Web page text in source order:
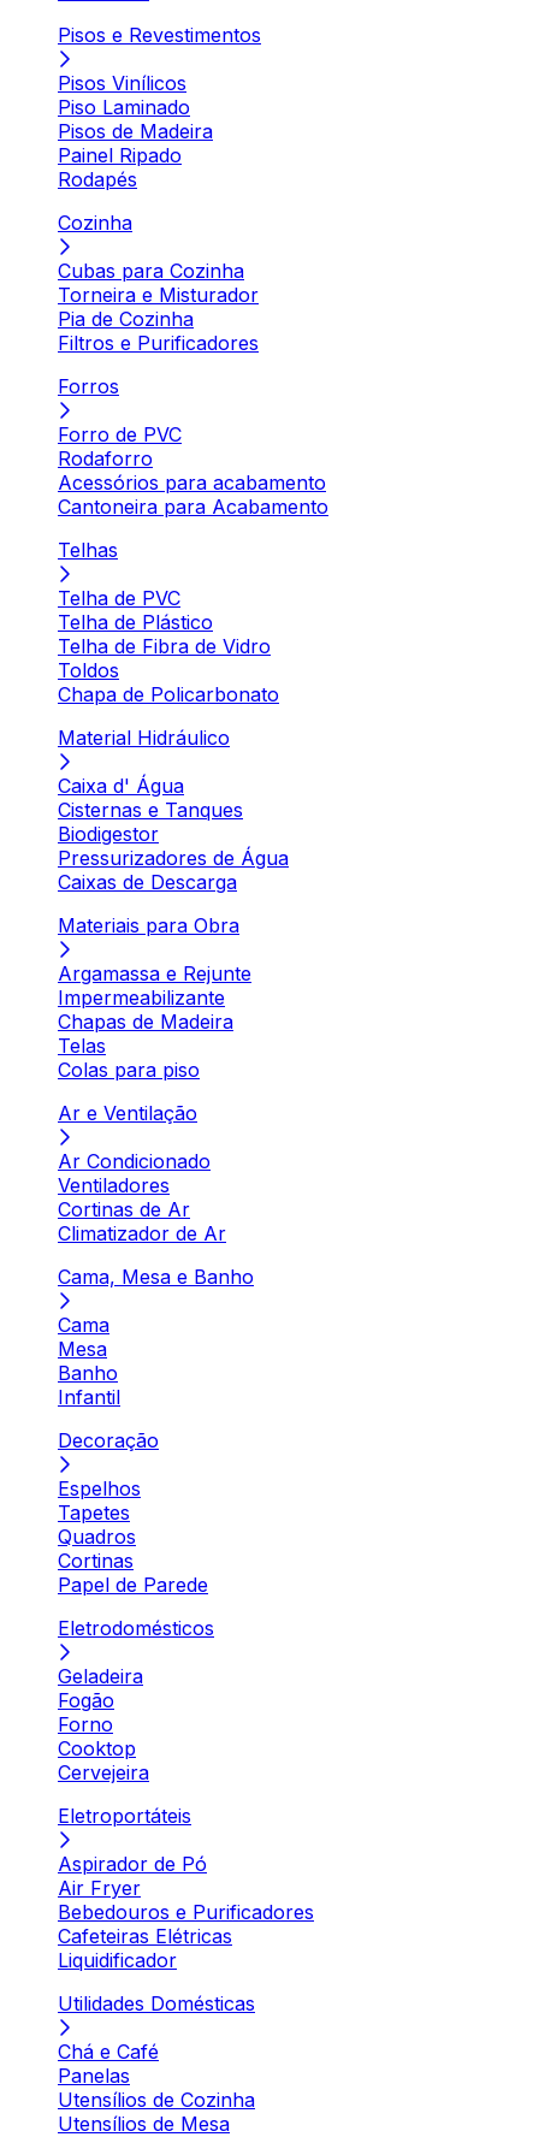
Pisos e Revestimentos
Pisos Vinílicos
Piso Laminado
Pisos de Madeira
Painel Ripado
Rodapés
Cozinha
Cubas para Cozinha
Torneira e Misturador
Pia de Cozinha
Filtros e Purificadores
Forros
Forro de PVC
Rodaforro
Acessórios para acabamento
Cantoneira para Acabamento
Telhas
Telha de PVC
Telha de Plástico
Telha de Fibra de Vidro
Toldos
Chapa de Policarbonato
Material Hidráulico
Caixa d' Água
Cisternas e Tanques
Biodigestor
Pressurizadores de Água
Caixas de Descarga
Materiais para Obra
Argamassa e Rejunte
Impermeabilizante
Chapas de Madeira
Telas
Colas para piso
Ar e Ventilação
Ar Condicionado
Ventiladores
Cortinas de Ar
Climatizador de Ar
Cama, Mesa e Banho
Cama
Mesa
Banho
Infantil
Decoração
Espelhos
Tapetes
Quadros
Cortinas
Papel de Parede
Eletrodomésticos
Geladeira
Fogão
Forno
Cooktop
Cervejeira
Eletroportáteis
Aspirador de Pó
Air Fryer
Bebedouros e Purificadores
Cafeteiras Elétricas
Liquidificador
Utilidades Domésticas
Chá e Café
Panelas
Utensílios de Cozinha
Utensílios de Mesa